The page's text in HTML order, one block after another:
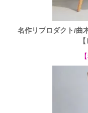
名作リプロダクト/曲